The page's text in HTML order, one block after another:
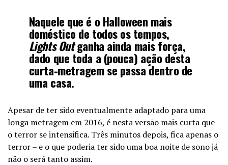
Naquele que é o Halloween mais
doméstico de todos os tempos,
Lights Outganha ainda mais força,
dado que toda a (pouca) ação desta
curta-metragem se passa dentro de
uma casa.
Apesar de ter sido eventualmente adaptado para uma
longa metragem em 2016, é nesta versão mais curta que
o terror se intensifica. Três minutos depois, fica apenas o
terror – e o que poderia ter sido uma boa noite de sono já
não o será tanto assim.